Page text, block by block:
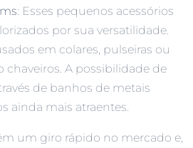
: Esses pequenos acessórios
por sua versatilidade.
em colares, pulseiras ou
chaveiros. A possibilidade de
de banhos de metais
ainda mais atraentes.
um giro rápido no mercado e,